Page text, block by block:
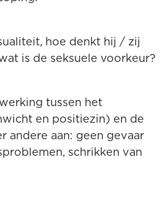
hoe denkt hij / zij
is de seksuele voorkeur?
tussen het
en positiezin) en de
andere aan: geen gevaar
schrikken van